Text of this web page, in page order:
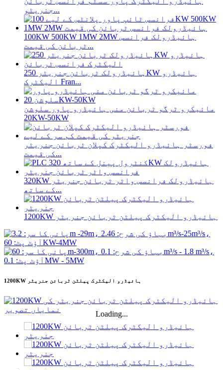
جنریٹو...
100KW 500KW 1MW 2MW ہائیڈرولک فرانسس
ٹربائن کی قیمت...
ہائیڈرولک ٹربائن جنریٹر 250KW ہائیڈرو
الیکٹرک Fran...
مائیکرو ٹرگو ٹربائن منی ہائیڈرو پاور سلوشن
20KW-50KW
فورسٹر ہائیڈرو الیکٹرک کپلان ٹربائن جنریٹر
کی قیمت...
320KW ہائیڈرولک فرانسس واٹر ٹربائن جنریٹر
کے ساتھ...
1200KW ہائیڈرو الیکٹرک پیلٹن ٹربائن جنریٹر
1200KW ہائیڈرو الیکٹرک پیلٹن ٹربائن جنریٹر
Loading...